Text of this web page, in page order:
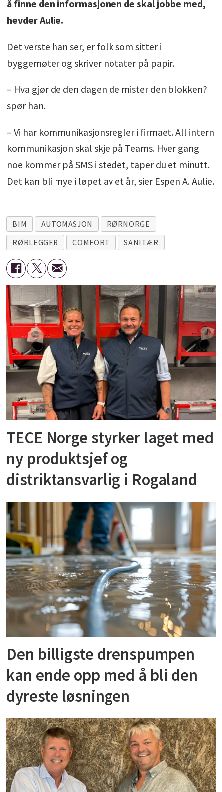
å finne den informasjonen de skal jobbe med,
hevder Aulie.
Det verste han ser, er folk som sitter i
byggemøter og skriver notater på papir.
– Hva gjør de den dagen de mister den blokken?
spør han.
– Vi har kommunikasjonsregler i firmaet. All intern
kommunikasjon skal skje på Teams. Hver gang
noe kommer på SMS i stedet, taper du et minutt.
Det kan bli mye i løpet av et år, sier Espen A. Aulie.
BIM AUTOMASJON
RØRNORGE
RØRLEGGER
COMFORT SANITÆR
TECE Norge styrker laget med
ny produktsjef og
distriktansvarlig i Rogaland
Den billigste drenspumpen
kan ende opp med å bli den
dyreste løsningen